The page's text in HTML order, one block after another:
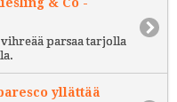
vihreää parsaa tarjolla
yllättää